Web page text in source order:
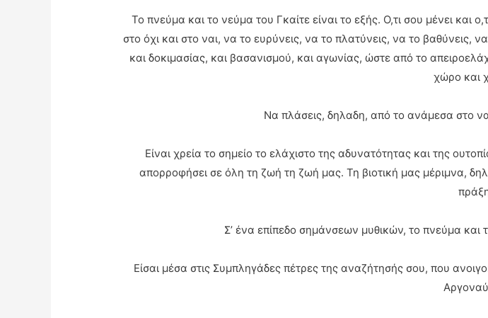
Το πνεύμα και το νεύμα του Γκαίτε είναι το εξής. Ο,τι σου μένει και
στο όχι και στο ναι, να το ευρύνεις, να το πλατύνεις, να το βαθύνεις,
και δοκιμασίας, και βασανισμού, και αγωνίας, ώστε από το
χώρο και
Να πλάσεις, δηλαδη, από το ανάμεσα στο
Είναι χρεία το σημείο το ελάχιστο της αδυνατότητας και της
απορροφήσει σε όλη τη ζωή τη ζωή μας. Τη βιοτική μας μέριμνα,
Σ’ ένα επίπεδο σημάνσεων μυθικών, το πνεύμα και
Είσαι μέσα στις Συμπληγάδες πέτρες της αναζήτησής σου, που